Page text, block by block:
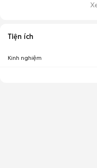
Tiện ích
Kinh nghiệm